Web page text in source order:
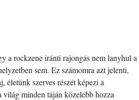
a rockzene iránti rajongás nem lanyhul a
sem. Ez számomra azt jelenti,
életünk szerves részét képezi a
minden táján közelebb hozza